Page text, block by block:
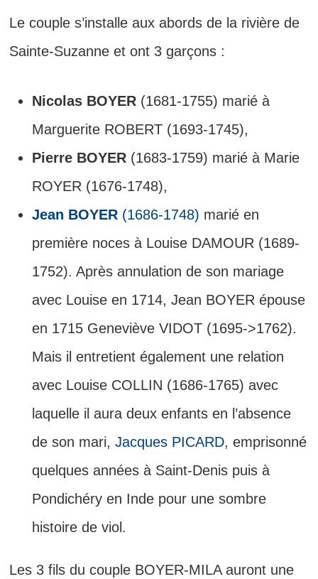
Le couple s’installe aux abords de la rivière de
Sainte-Suzanne et ont 3 garçons :
Nicolas BOYER (1681-1755) marié à
Marguerite ROBERT (1693-1745),
Pierre BOYER (1683-1759) marié à Marie
ROYER (1676-1748),
Jean BOYER (1686-1748) marié en
première noces à Louise DAMOUR (1689-
1752). Après annulation de son mariage
avec Louise en 1714, Jean BOYER épouse
en 1715 Geneviève VIDOT (1695->1762).
Mais il entretient également une relation
avec Louise COLLIN (1686-1765) avec
laquelle il aura deux enfants en l’absence
de son mari, Jacques PICARD, emprisonné
quelques années à Saint-Denis puis à
Pondichéry en Inde pour une sombre
histoire de viol.
Les 3 fils du couple BOYER-MILA auront une